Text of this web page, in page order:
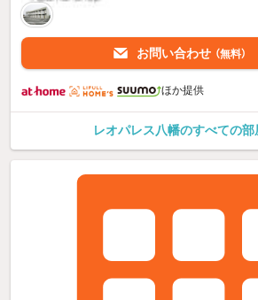
お問い合わせ （無料）
ほか提供
レオパレス八幡のすべての部